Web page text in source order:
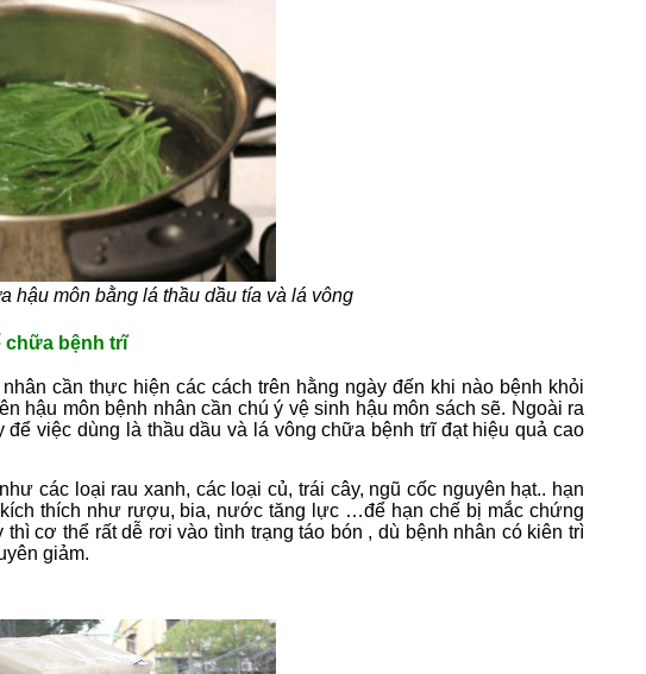
hậu môn bằng lá thầu dầu tía và lá vông
chữa bệnh trĩ
cần thực hiện các cách trên hằng ngày đến khi nào bệnh khỏi
hậu môn bệnh nhân cần chú ý vệ sinh hậu môn sách sẽ. Ngoài ra
việc dùng là thầu dầu và lá vông chữa bệnh trĩ đạt hiệu quả cao
các loại rau xanh, các loại củ, trái cây, ngũ cốc nguyên hạt.. hạn
thích như rượu, bia, nước tăng lực …để hạn chế bị mắc chứng
cơ thể rất dễ rơi vào tình trạng táo bón , dù bệnh nhân có kiên trì
giảm.